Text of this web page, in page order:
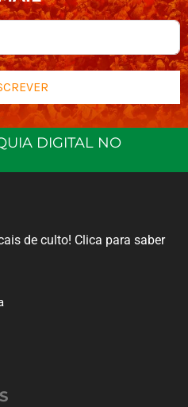
DIGITAL NO
de culto! Clica para saber